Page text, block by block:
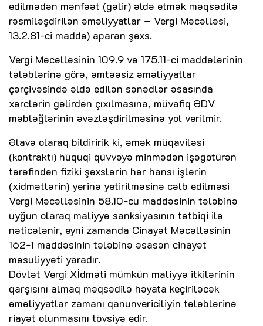
edilmədən mənfəət (gəlir) əldə etmək məqsədilə
rəsmiləşdirilən əməliyyatlar – Vergi Məcəlləsi,
13.2.81-ci maddə) aparan şəxs.
Vergi Məcəlləsinin 109.9 və 175.11-ci maddələrinin
tələblərinə görə, əmtəəsiz əməliyyatlar
çərçivəsində əldə edilən sənədlər əsasında
xərclərin gəlirdən çıxılmasına, müvafiq ƏDV
məbləğlərinin əvəzləşdirilməsinə yol verilmir.
Əlavə olaraq bildiririk ki, əmək müqaviləsi
(kontraktı) hüquqi qüvvəyə minmədən işəgötürən
tərəfindən fiziki şəxslərin hər hansı işlərin
(xidmətlərin) yerinə yetirilməsinə cəlb edilməsi
Vergi Məcəlləsinin 58.10-cu maddəsinin tələbinə
uyğun olaraq maliyyə sanksiyasının tətbiqi ilə
nəticələnir, eyni zamanda Cinayət Məcəlləsinin
162-1 maddəsinin tələbinə əsasən cinayət
məsuliyyəti yaradır.
Dövlət Vergi Xİdməti mümkün maliyyə itkilərinin
qarşısını almaq məqsədilə həyata keçiriləcək
əməliyyatlar zamanı qanunvericiliyin tələblərinə
riayət olunmasını tövsiyə edir.